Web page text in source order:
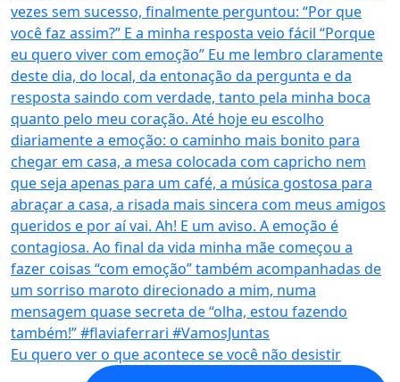
Eu quero ver o que acontece se você não desistir